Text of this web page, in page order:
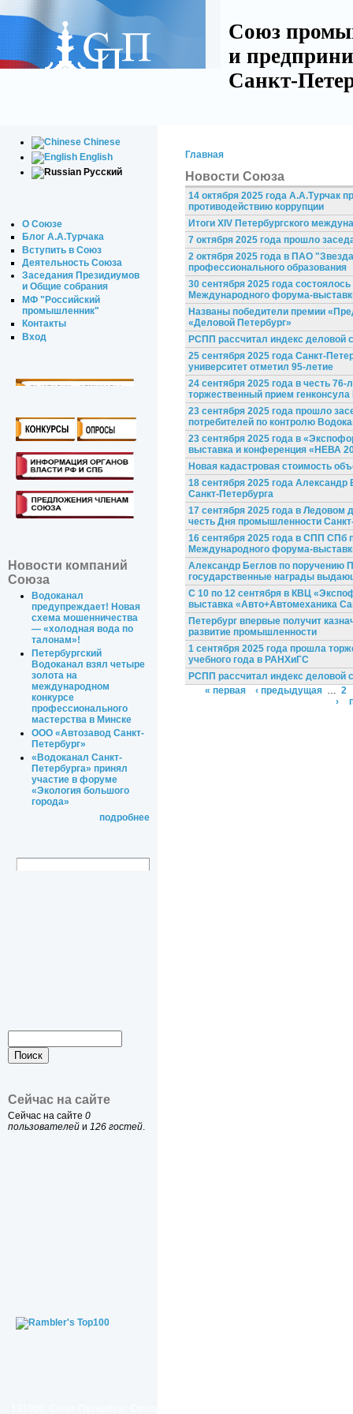
Союз
и
Санкт-
Chinese
English
Русский
О Союзе
Блог А.А.Турчака
Вступить в Союз
Деятельность Союза
Заседания Президиумов
и Общие собрания
МФ "Российский
промышленник"
Контакты
Вход
Новости компаний
Союза
Водоканал
предупреждает! Новая
схема мошенничества
— «холодная вода по
талонам»!
Петербургский
Водоканал взял четыре
золота на
международном
конкурсе
профессионального
мастерства в Минске
ООО «Автозавод Санкт-
Петербург»
«Водоканал Санкт-
Петербурга» принял
участие в форуме
«Экология большого
города»
подробнее
Сейчас на сайте
Сейчас на сайте 0
пользователей и 126 гостей.
Главная
Новости Союза
14 октября 2025 года А.А.Турчак
противодействию коррупции
Итоги XIV Петербургского
7 октября 2025 года прошло
2 октября 2025 года в ПАО
профессионального образования
30 сентября 2025 года
Международного форума-
Названы победители премии
«Деловой Петербург»
РСПП рассчитал индекс деловой
25 сентября 2025 года Санкт-
университет отметил 95-летие
24 сентября 2025 года в честь
торжественный прием генконсула
23 сентября 2025 года прошло
потребителей по контролю
23 сентября 2025 года в
выставка и конференция «НЕВА
Новая кадастровая стоимость
18 сентября 2025 года Александр
Санкт-Петербурга
17 сентября 2025 года в Ледовом
честь Дня промышленности
16 сентября 2025 года в СПП СПб
Международного форума-
Александр Беглов по поручению
государственные награды
С 10 по 12 сентября в КВЦ
выставка «Авто+Автомеханика
Петербург впервые получит
развитие промышленности
1 сентября 2025 года прошла
учебного года в РАНХиГС
РСПП рассчитал индекс деловой
« первая
‹ предыдущая … 2
›